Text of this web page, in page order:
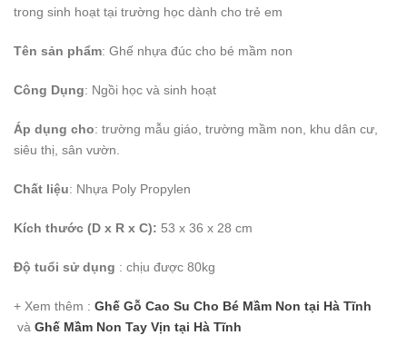
trong sinh hoạt tại trường học dành cho trẻ em
Tên sản phẩm: Ghế nhựa đúc cho bé mầm non
Công Dụng: Ngồi học và sinh hoạt
Áp dụng cho: trường mẫu giáo, trường mầm non, khu dân cư,
siêu thị, sân vườn.
Chất liệu: Nhựa Poly Propylen
Kích thước (D x R x C): 53 x 36 x 28 cm
Độ tuổi sử dụng : chịu được 80kg
+ Xem thêm : Ghế Gỗ Cao Su Cho Bé Mầm Non tại Hà Tĩnh
và Ghế Mầm Non Tay Vịn tại Hà Tĩnh